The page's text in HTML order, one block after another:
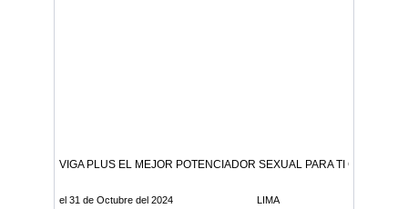
VIGA PLUS EL MEJOR POTENCIADOR SEXUAL PARA TI
el 31 de Octubre del 2024 LIMA